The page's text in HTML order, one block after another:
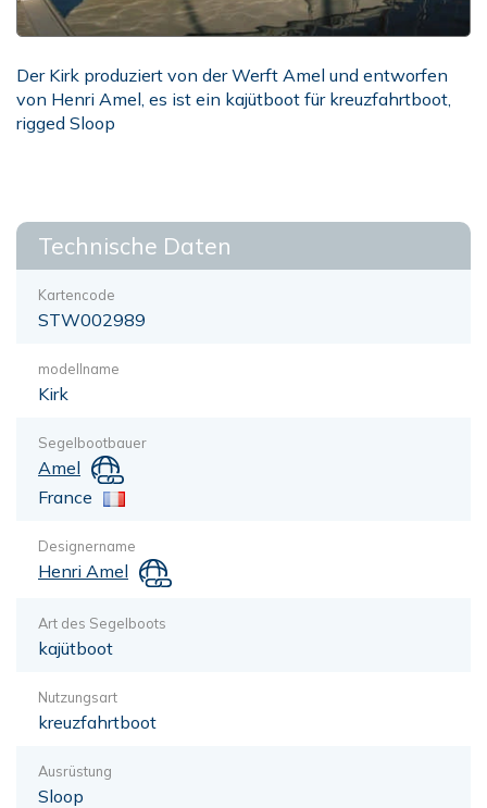
Der Kirk produziert von der Werft Amel und entworfen
von Henri Amel, es ist ein kajütboot für kreuzfahrtboot,
rigged Sloop
Technische Daten
Kartencode
STW002989
modellname
Kirk
Segelbootbauer
Amel
France
Designername
Henri Amel
Art des Segelboots
kajütboot
Nutzungsart
kreuzfahrtboot
Ausrüstung
Sloop